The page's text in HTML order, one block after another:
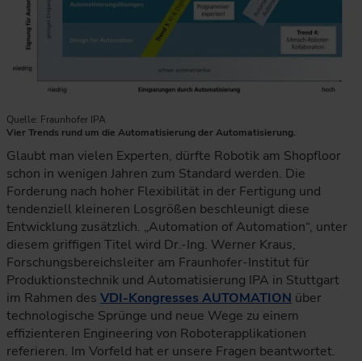
Quelle: Fraunhofer IPA
Vier Trends rund um die Automatisierung der Automatisierung.
Glaubt man vielen Experten, dürfte Robotik am Shopfloor
schon in wenigen Jahren zum Standard werden. Die
Forderung nach hoher Flexibilität in der Fertigung und
tendenziell kleineren Losgrößen beschleunigt diese
Entwicklung zusätzlich. „Automation of Automation“, unter
diesem griffigen Titel wird Dr.-Ing. Werner Kraus,
Forschungsbereichsleiter am Fraunhofer-Institut für
Produktionstechnik und Automatisierung IPA in Stuttgart
im Rahmen des VDI-Kongresses AUTOMATION über
technologische Sprünge und neue Wege zu einem
effizienteren Engineering von Roboterapplikationen
referieren. Im Vorfeld hat er unsere Fragen beantwortet.